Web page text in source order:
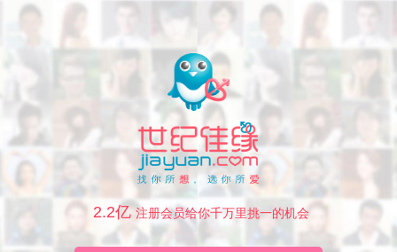
2.2亿 注册会员给你千万里挑一的机会